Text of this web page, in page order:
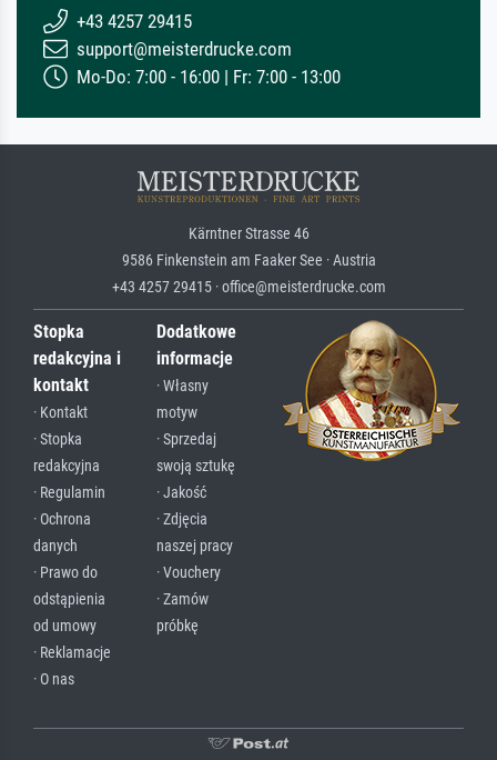
+43 4257 29415
support@meisterdrucke.com
Mo-Do: 7:00 - 16:00 | Fr: 7:00 - 13:00
Kärntner Strasse 46
9586 Finkenstein am Faaker See · Austria
+43 4257 29415 · office@meisterdrucke.com
Stopka
redakcyjna i
kontakt
· Kontakt
· Stopka
redakcyjna
· Regulamin
· Ochrona
danych
· Prawo do
odstąpienia
od umowy
· Reklamacje
· O nas
Dodatkowe
informacje
· Własny
motyw
· Sprzedaj
swoją sztukę
· Jakość
· Zdjęcia
naszej pracy
· Vouchery
· Zamów
próbkę